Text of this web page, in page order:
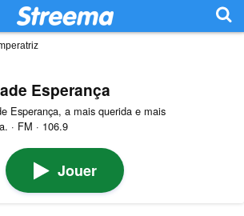
Esperança
Esperança, a mais querida e mais
· FM · 106.9
Jouer